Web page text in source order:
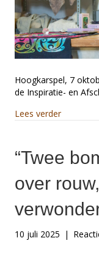
Hoogkarspel, 7
de Inspiratie- en
Lees verderabout
“Twee
over
10 juli 2025 |